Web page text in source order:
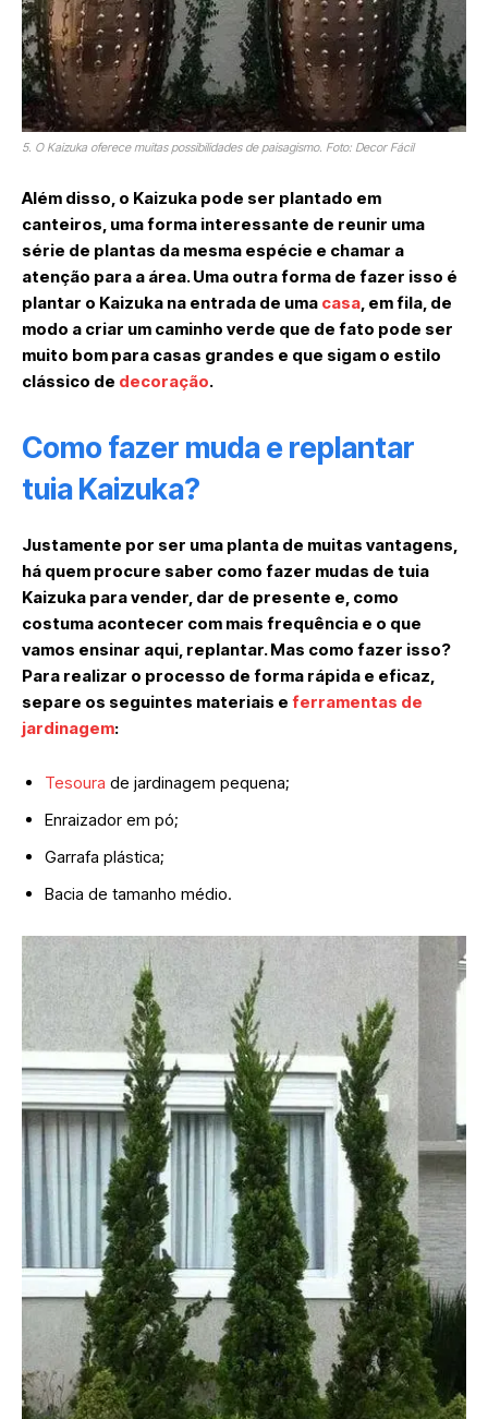
5. O Kaizuka oferece muitas possibilidades de paisagismo. Foto: Decor Fácil
Além disso, o Kaizuka pode ser plantado em
canteiros, uma forma interessante de reunir uma
série de plantas da mesma espécie e chamar a
atenção para a área. Uma outra forma de fazer isso é
plantar o Kaizuka na entrada de uma casa , em fila, de
modo a criar um caminho verde que de fato pode ser
muito bom para casas grandes e que sigam o estilo
clássico de decoração.
Como fazer muda e replantar
tuia Kaizuka?
Justamente por ser uma planta de muitas vantagens,
há quem procure saber como fazer mudas de tuia
Kaizuka para vender, dar de presente e, como
costuma acontecer com mais frequência e o que
vamos ensinar aqui, replantar. Mas como fazer isso?
Para realizar o processo de forma rápida e eficaz,
separe os seguintes materiais e ferramentas de
jardinagem:
Tesoura de jardinagem pequena;
Enraizador em pó;
Garrafa plástica;
Bacia de tamanho médio.